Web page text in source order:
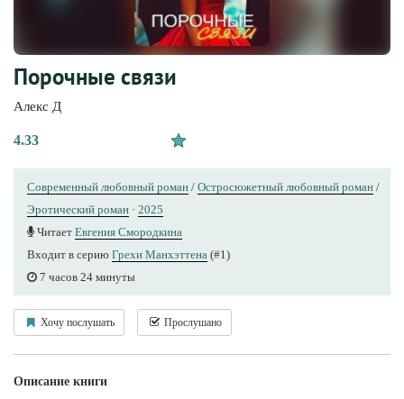
Порочные связи
Алекс Д
4.33
Современный любовный роман / Остросюжетный любовный роман /
Эротический роман · 2025
Читает Евгения Смородкина
Входит в серию Грехи Манхэттена (#1)
7 часов 24 минуты
Хочу послушать Прослушано
Описание книги